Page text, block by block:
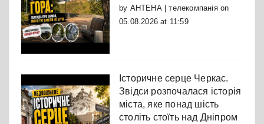
by АНТЕНА | телекомпаніяon
05.08.2026 at 11:59
Історичне серце Черкас.
Звідси розпочалася історія
міста, яке понад шість
століть стоїть над Дніпром